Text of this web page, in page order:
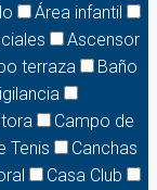
Área infantil
Ascensor
terraza
Baño
Campo de
Tenis
Canchas
Casa Club